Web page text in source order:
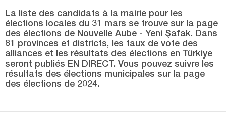
KONYAALTI
KORKUTELİ
KUMLUCA
MANAVGAT
MURATPAŞA
La liste des candidats à la mairie pour les
élections locales du 31 mars se trouve sur la page
des élections de Nouvelle Aube - Yeni Şafak. Dans
81 provinces et districts, les taux de vote des
alliances et les résultats des élections en Türkiye
seront publiés EN DIRECT. Vous pouvez suivre les
résultats des élections municipales sur la page
des élections de 2024.